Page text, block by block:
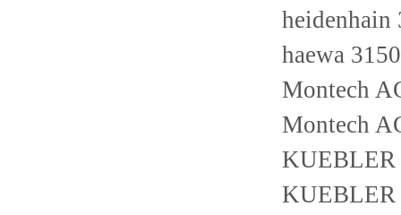
heidenhain
haewa
Montech
Montech
KUEBLER
KUEBLER